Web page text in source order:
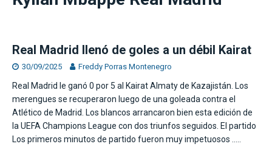
Real Madrid llenó de goles a un débil Kairat
30/09/2025 Freddy Porras Montenegro
Real Madrid le ganó 0 por 5 al Kairat Almaty de Kazajistán. Los
merengues se recuperaron luego de una goleada contra el
Atlético de Madrid. Los blancos arrancaron bien esta edición de
la UEFA Champions League con dos triunfos seguidos. El partido
Los primeros minutos de partido fueron muy impetuosos